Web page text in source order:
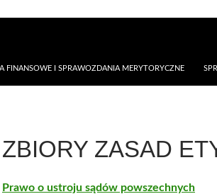
FINANSOWE I SPRAWOZDANIA MERYTORYCZNE
ZBIORY ZASAD
Prawo o ustroju sądów powszechnych